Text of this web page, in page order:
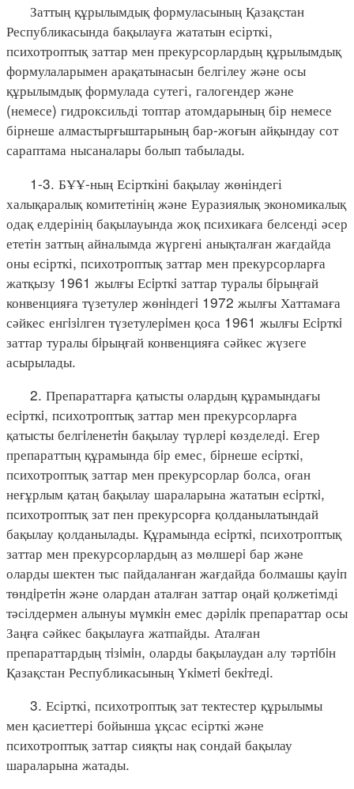
Заттың құрылымдық формуласының Қазақстан
Республикасында бақылауға жататын есірткі,
психотроптық заттар мен прекурсорлардың құрылымдық
формулаларымен арақатынасын белгілеу және осы
құрылымдық формулада сутегі, галогендер және
(немесе) гидроксильді топтар атомдарының бір немесе
бірнеше алмастырғыштарының бар-жоғын айқындау сот
сараптама нысаналары болып табылады.
1-3. БҰҰ-ның Есірткіні бақылау жөніндегі
халықаралық комитетінің және Еуразиялық экономикалық
одақ елдерінің бақылауында жоқ психикаға белсенді әсер
ететін заттың айналымда жүргені анықталған жағдайда
оны есірткі, психотроптық заттар мен прекурсорларға
жатқызу 1961 жылғы Есiрткi заттар туралы бiрыңғай
конвенцияға түзетулер жөнiндегi 1972 жылғы Хаттамаға
сәйкес енгiзiлген түзетулерiмен қоса 1961 жылғы Есiрткi
заттар туралы бiрыңғай конвенцияға сәйкес жүзеге
асырылады.
2. Препараттарға қатысты олардың құрамындағы
есiрткi, психотроптық заттар мен прекурсорларға
қатысты белгiленетiн бақылау түрлерi көзделедi. Егер
препараттың құрамында бiр емес, бiрнеше есiрткi,
психотроптық заттар мен прекурсорлар болса, оған
неғұрлым қатаң бақылау шараларына жататын есiрткi,
психотроптық зат пен прекурсорға қолданылатындай
бақылау қолданылады. Құрамында есiрткi, психотроптық
заттар мен прекурсорлардың аз мөлшерi бар және
оларды шектен тыс пайдаланған жағдайда болмашы қауiп
төндiретiн және олардан аталған заттар оңай қолжетімді
тәсілдермен алынуы мүмкiн емес дәрiлiк препараттар осы
Заңға сәйкес бақылауға жатпайды. Аталған
препараттардың тiзiмiн, оларды бақылаудан алу тәртiбiн
Қазақстан Республикасының Үкiметi бекiтедi.
3. Есірткі, психотроптық зат тектестер құрылымы
мен қасиеттері бойынша ұқсас есірткі және
психотроптық заттар сияқты нақ сондай бақылау
шараларына жатады.